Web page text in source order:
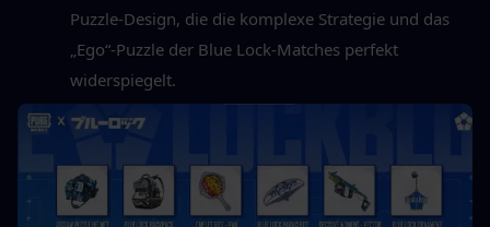
Puzzle-Design, die die komplexe Strategie und das
„Ego“-Puzzle der Blue Lock-Matches perfekt
widerspiegelt.